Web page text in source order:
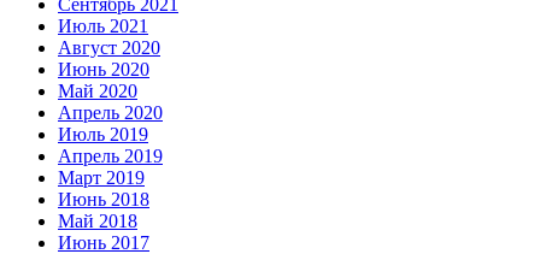
Сентябрь 2021
Июль 2021
Август 2020
Июнь 2020
Май 2020
Апрель 2020
Июль 2019
Апрель 2019
Март 2019
Июнь 2018
Май 2018
Июнь 2017